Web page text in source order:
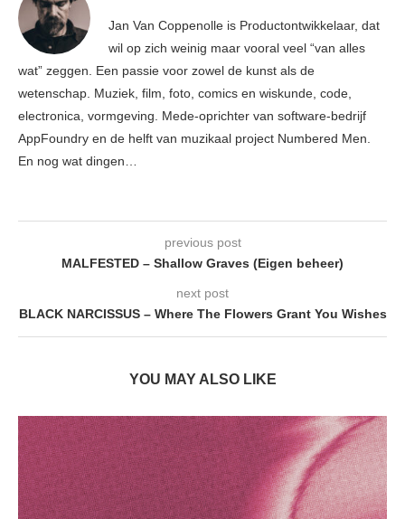
Jan Van Coppenolle is Productontwikkelaar, dat
wil op zich weinig maar vooral veel “van alles
wat” zeggen. Een passie voor zowel de kunst als de
wetenschap. Muziek, film, foto, comics en wiskunde, code,
electronica, vormgeving. Mede-oprichter van software-bedrijf
AppFoundry en de helft van muzikaal project Numbered Men.
En nog wat dingen…
previous post
MALFESTED – Shallow Graves (Eigen beheer)
next post
BLACK NARCISSUS – Where The Flowers Grant You Wishes
YOU MAY ALSO LIKE